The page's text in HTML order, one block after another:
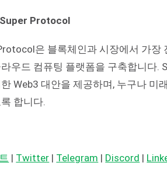
Protocol
은 블록체인과 시장에서 가장
우드 컴퓨팅 플랫폼을 구축합니다.
Web3 대안을 제공하며, 누구나 미
합니다.
| Twitter | Telegram | Discord |